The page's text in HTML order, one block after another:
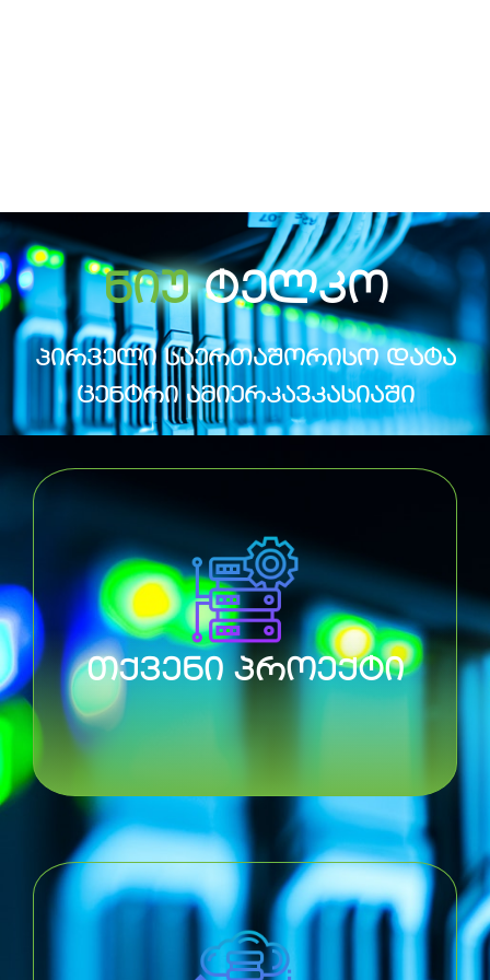
ნიუტელკო
პირველი საერთაშორისო დატა
ცენტრი ამიერკავკასიაში
თქვენი პროექტი
ჩვენი პროფესიონალური
მხარდაჭერა